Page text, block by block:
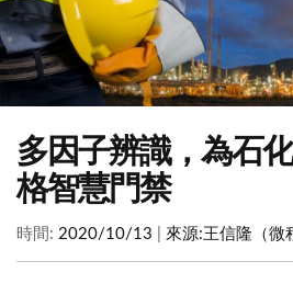
多因子辨識，為石
格智慧門禁
時間: 2020/10/13 來源:王信隆（微